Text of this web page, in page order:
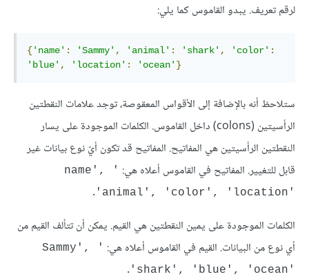
لرقم تعريف. يبدو القاموس كما يلي:
{'name' : 'Sammy' , 'animal' : 'shark' , 'color' :
'blue' , 'location' : 'ocean' }
ستلاحظ أنه بالإضافة إلى الأقواس المعقوصة، توجد علامات النقطتين
الرأسيتين (colons) داخل القاموس. الكلمات الموجودة على يسار
النقطتين الرأسيتين هي المفاتيح. المفاتيح قد تكون أيّ نوع بيانات غير
قابل للتغيير. المفاتيح في القاموس أعلاه هي:
'name',
'animal', 'color', 'location'
الكلمات الموجودة على يمين النقطتين هي القيم. يمكن أن تتألف القيم من
أي نوع من البيانات. القيم في القاموس أعلاه هي:
'Sammy',
'shark', 'blue', 'ocean'